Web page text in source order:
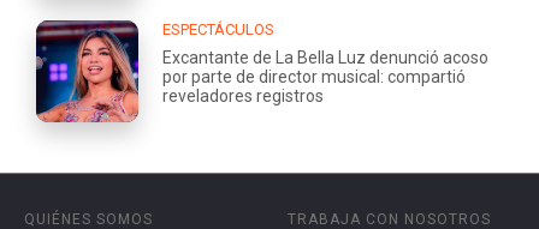
ESPECTÁCULOS
Excantante de La Bella Luz denunció acoso
por parte de director musical: compartió
reveladores registros
QUIÉNES SOMOS
TRABAJA CON NOSOTROS